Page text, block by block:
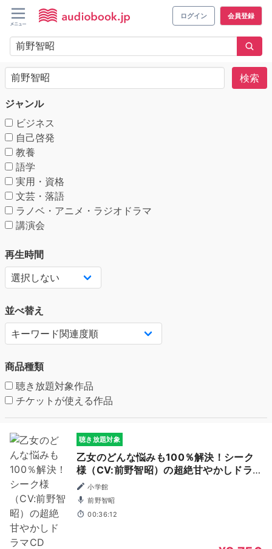
ログイン 会員登録
検索
ジャンル
ビジネス
自己啓発
教養
語学
実用・資格
文芸・落語
ラノベ・アニメ・ラジオドラマ
講演会
再生時間
並べ替え
商品種類
聴き放題対象作品
チケットが使える作品
聴き放題対象
乙女のどんな悩みも100％解決！シーク
様（CV:前野智昭）の超絶甘やかしドラ
マCD
小学館
前野智昭
00:36:12